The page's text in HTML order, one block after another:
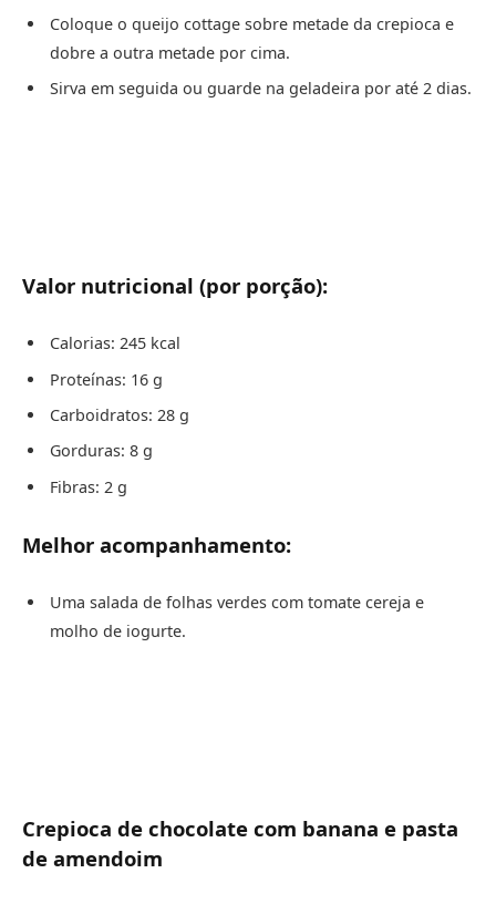
Coloque o queijo cottage sobre metade da crepioca e
dobre a outra metade por cima.
Sirva em seguida ou guarde na geladeira por até 2 dias.
Valor nutricional (por porção):
Calorias: 245 kcal
Proteínas: 16 g
Carboidratos: 28 g
Gorduras: 8 g
Fibras: 2 g
Melhor acompanhamento:
Uma salada de folhas verdes com tomate cereja e
molho de iogurte.
Crepioca de chocolate com banana e pasta
de amendoim